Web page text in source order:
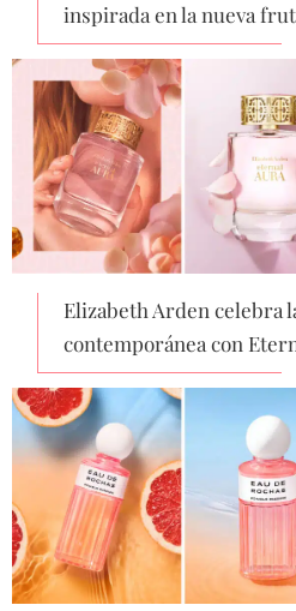
inspirada en la nueva
Elizabeth Arden celebra
contemporánea con